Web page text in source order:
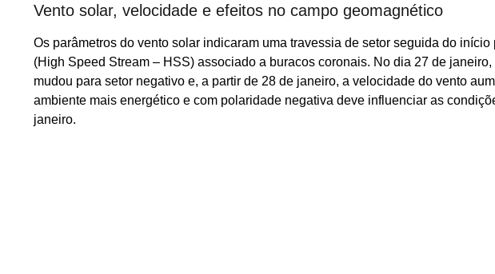
Vento solar, velocidade e efeitos no campo geomagnético
Os parâmetros do vento solar indicaram uma travessia de setor seguida do
(High Speed Stream – HSS) associado a buracos coronais. No dia 27 de
mudou para setor negativo e, a partir de 28 de janeiro, a velocidade do vento
ambiente mais energético e com polaridade negativa deve influenciar as
janeiro.